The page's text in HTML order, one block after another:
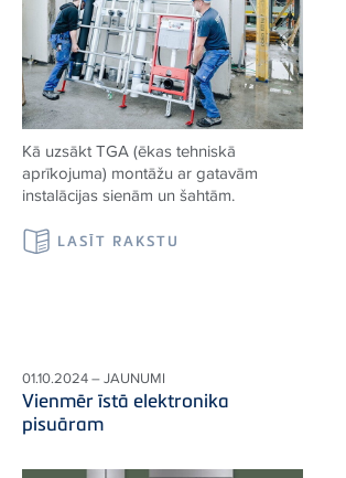
Kā uzsākt TGA (ēkas tehniskā
aprīkojuma) montāžu ar gatavām
instalācijas sienām un šahtām.
LASĪT RAKSTU
01.10.2024 – JAUNUMI
Vienmēr īstā elektronika
pisuāram